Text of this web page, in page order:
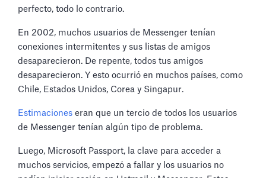
perfecto, todo lo contrario.
En 2002, muchos usuarios de Messenger tenían
conexiones intermitentes y sus listas de amigos
desaparecieron. De repente, todos tus amigos
desaparecieron. Y esto ocurrió en muchos países, como
Chile, Estados Unidos, Corea y Singapur.
Estimaciones eran que un tercio de todos los usuarios
de Messenger tenían algún tipo de problema.
Luego, Microsoft Passport, la clave para acceder a
muchos servicios, empezó a fallar y los usuarios no